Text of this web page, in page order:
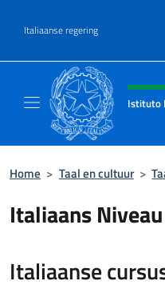
Italiaanse regering
Intestazione
Istituto
Home > Taal en cultuur >
Italiaans
Italiaanse